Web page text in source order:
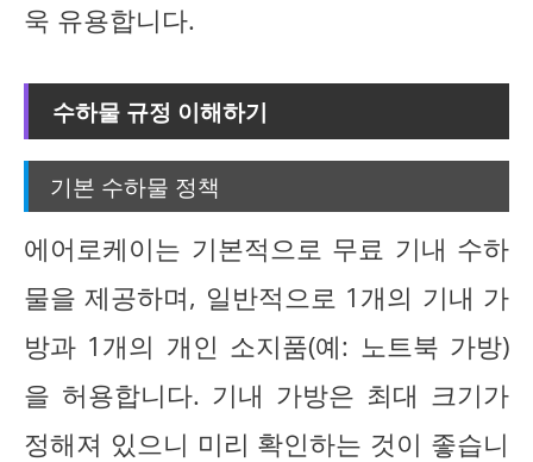
욱 유용합니다.
수하물 규정 이해하기
기본 수하물 정책
에어로케이는 기본적으로 무료 기내 수하
물을 제공하며, 일반적으로 1개의 기내 가
방과 1개의 개인 소지품(예: 노트북 가방)
을 허용합니다. 기내 가방은 최대 크기가
정해져 있으니 미리 확인하는 것이 좋습니